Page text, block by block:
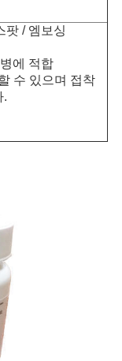
팟 / 엠보싱
에 적합
수 있으며 접착
.